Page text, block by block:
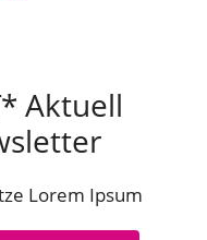
Aktuell
Lorem Ipsum